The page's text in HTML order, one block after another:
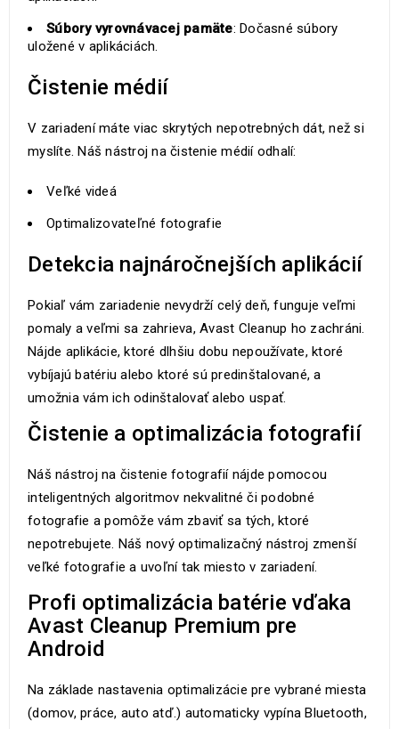
Súbory vyrovnávacej pamäte: Dočasné súbory
uložené v aplikáciách.
Čistenie médií
V zariadení máte viac skrytých nepotrebných dát, než si
myslíte. Náš nástroj na čistenie médií odhalí:
Veľké videá
Optimalizovateľné fotografie
Detekcia najnáročnejších aplikácií
Pokiaľ vám zariadenie nevydrží celý deň, funguje veľmi
pomaly a veľmi sa zahrieva, Avast Cleanup ho zachráni.
Nájde aplikácie, ktoré dlhšiu dobu nepoužívate, ktoré
vybíjajú batériu alebo ktoré sú predinštalované, a
umožnia vám ich odinštalovať alebo uspať.
Čistenie a optimalizácia fotografií
Náš nástroj na čistenie fotografií nájde pomocou
inteligentných algoritmov nekvalitné či podobné
fotografie a pomôže vám zbaviť sa tých, ktoré
nepotrebujete. Náš nový optimalizačný nástroj zmenší
veľké fotografie a uvoľní tak miesto v zariadení.
Profi optimalizácia batérie vďaka
Avast Cleanup Premium pre
Android
Na základe nastavenia optimalizácie pre vybrané miesta
(domov, práce, auto atď.) automaticky vypína Bluetooth,